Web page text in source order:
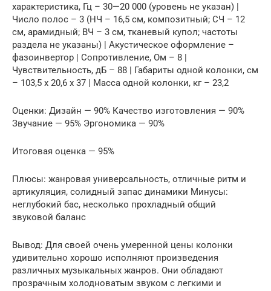
характеристика, Гц – 30—20 000 (уровень не указан) |
Число полос – 3 (НЧ – 16,5 см, композитный; СЧ – 12
см, арамидный; ВЧ – 3 см, тканевый купол; частоты
раздела не указаны) | Акустическое оформление –
фазоинвертор | Сопротивление, Ом – 8 |
Чувствительность, дБ – 88 | Габариты одной колонки, см
– 103,5 x 20,6 x 37 | Масса одной колонки, кг – 23,2
Оценки: Дизайн — 90% Качество изготовления — 90%
Звучание — 95% Эргономика — 90%
Итоговая оценка — 95%
Плюсы: жанровая универсальность, отличные ритм и
артикуляция, солидный запас динамики Минусы:
неглубокий бас, несколько прохладный общий
звуковой баланс
Вывод: Для своей очень умеренной цены колонки
удивительно хорошо исполняют произведения
различных музыкальных жанров. Они обладают
прозрачным холодноватым звуком с легкими и